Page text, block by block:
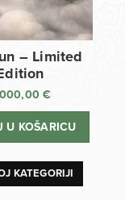
– Limited
€
U KOŠARICU
KATEGORIJI